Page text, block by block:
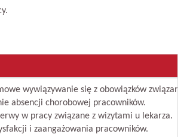
wywiązywanie się z obowiązków
absencji chorobowej pracowników.
w pracy związane z wizytami u lekarza.
i zaangażowania pracowników.